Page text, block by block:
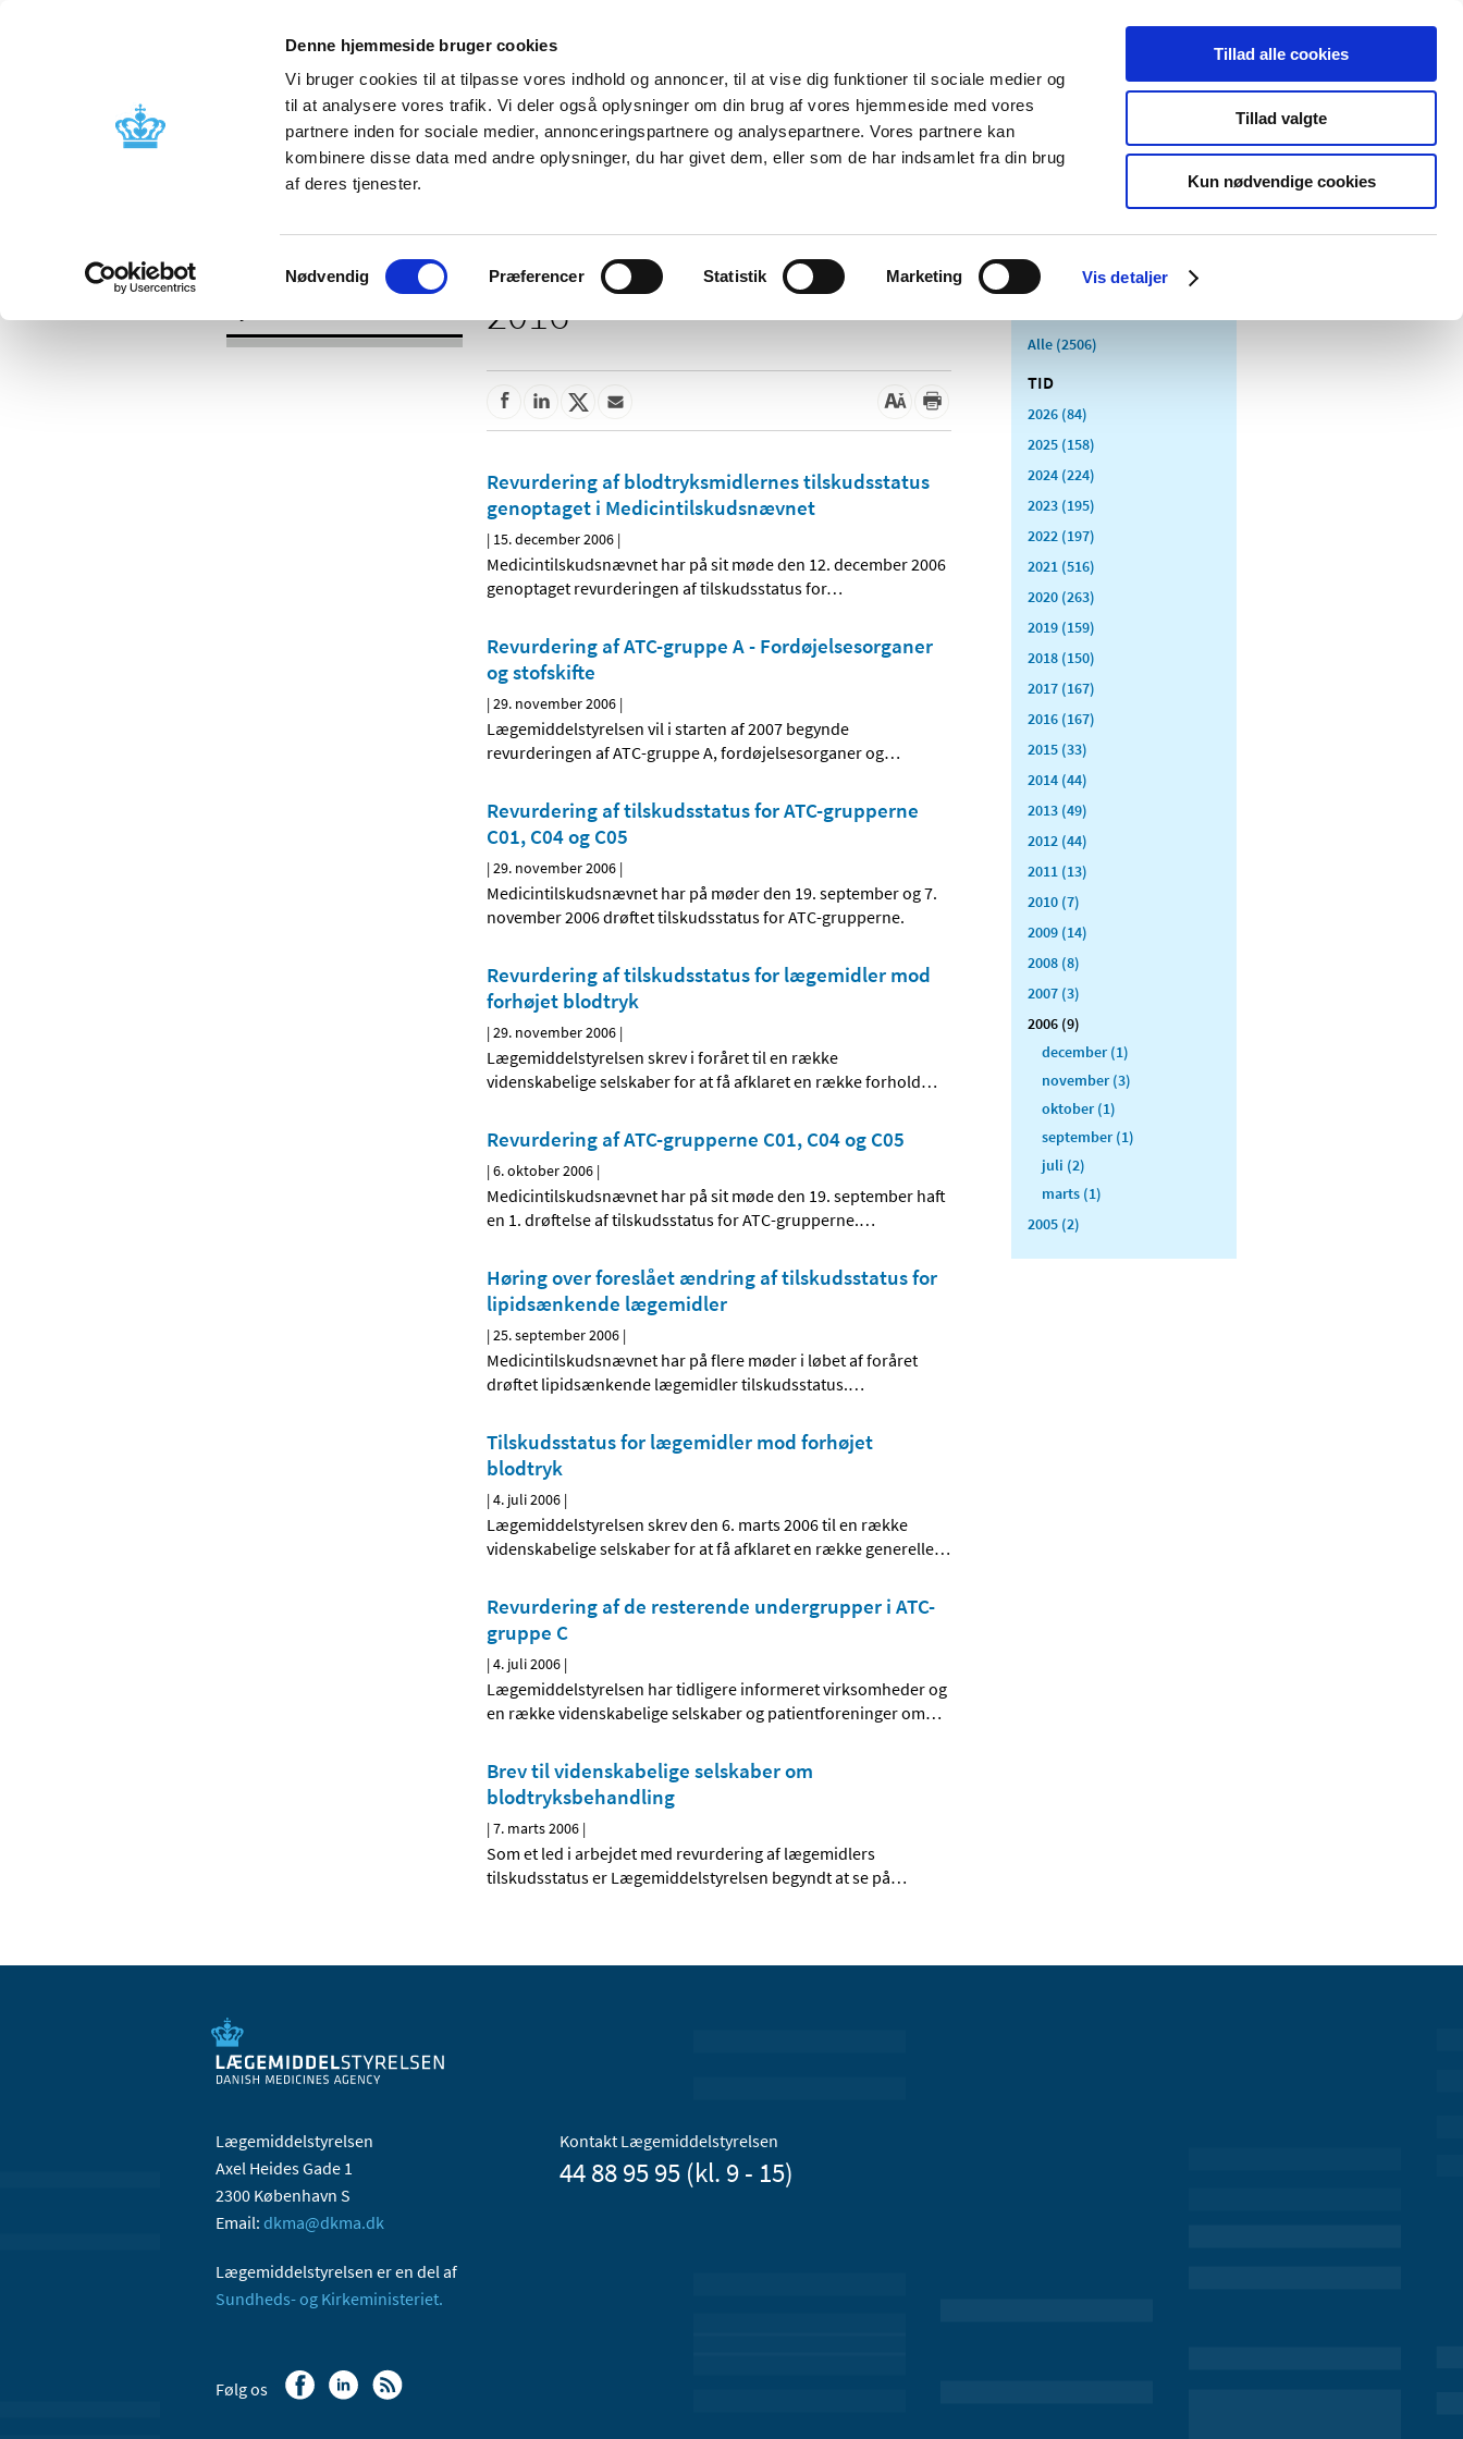
Denne hjemmeside bruger cookies
Vi bruger cookies til at tilpasse vores indhold og annoncer, til at vise dig funktioner til sociale medier og
til at analysere vores trafik. Vi deler også oplysninger om din brug af vores hjemmeside med vores
partnere inden for sociale medier, annonceringspartnere og analysepartnere. Vores partnere kan
kombinere disse data med andre oplysninger, du har givet dem, eller som de har indsamlet fra din brug
af deres tjenester.
Samtykkevalg
Nødvendig Præferencer Statistik Marketing Vis detaljer
Tillad alle cookies
Tillad valgte
Kun nødvendige cookies
Nyheder Om os Kontakt Udgivelser
Godkendelse og
Bivirkninger og
produktinformation
Tilskud og
Apoteker og salg af
Medicinsk
Særlige
produktområder
2016
Revurdering af blodtryksmidlernes tilskudsstatus
genoptaget i Medicintilskudsnævnet
| 15. december 2006 |
Medicintilskudsnævnet har på sit møde den 12. december 2006
genoptaget revurderingen af tilskudsstatus for…
Revurdering af ATC-gruppe A - Fordøjelsesorganer
og stofskifte
|29. november 2006 |
Lægemiddelstyrelsen vil i starten af 2007 begynde
revurderingen af ATC-gruppe A, fordøjelsesorganer og…
Revurdering af tilskudsstatus for ATC-grupperne
C01, C04 og C05
|29. november 2006 |
Medicintilskudsnævnet har på møder den 19. september og 7.
november 2006 drøftet tilskudsstatus for ATC-grupperne.
Revurdering af tilskudsstatus for lægemidler mod
forhøjet blodtryk
|29. november 2006 |
Lægemiddelstyrelsen skrev i foråret til en række
videnskabelige selskaber for at få afklaret en række forhold…
Revurdering af ATC-grupperne C01, C04 og C05
|6. oktober 2006 |
Medicintilskudsnævnet har på sit møde den 19. september haft
en 1. drøftelse af tilskudsstatus for ATC-grupperne.…
Høring over foreslået ændring af tilskudsstatus for
lipidsænkende lægemidler
|25. september 2006 |
Medicintilskudsnævnet har på flere møder i løbet af foråret
drøftet lipidsænkende lægemidler tilskudsstatus.…
Tilskudsstatus for lægemidler mod forhøjet
blodtryk
|4. juli 2006 |
Lægemiddelstyrelsen skrev den 6. marts 2006 til en række
videnskabelige selskaber for at få afklaret en række generelle…
Revurdering af de resterende undergrupper i ATC-
gruppe C
|4. juli 2006 |
Lægemiddelstyrelsen har tidligere informeret virksomheder og
en række videnskabelige selskaber og patientforeninger om…
Brev til videnskabelige selskaber om
blodtryksbehandling
|7. marts 2006 |
Som et led i arbejdet med revurdering af lægemidlers
tilskudsstatus er Lægemiddelstyrelsen begyndt at se på…
Alle (2506)
TID
2026 (84)
2025 (158)
2024 (224)
2023 (195)
2022 (197)
2021 (516)
2020 (263)
2019 (159)
2018 (150)
2017 (167)
2016 (167)
2015 (33)
2014 (44)
2013 (49)
2012 (44)
2011 (13)
2010 (7)
2009 (14)
2008 (8)
2007 (3)
2006 (9)
december (1)
november (3)
oktober (1)
september (1)
juli (2)
marts (1)
2005 (2)
Lægemiddelstyrelsen
Axel Heides Gade 1
2300 København S
Email: dkma@dkma.dk
Lægemiddelstyrelsen er en del af
Sundheds- og Kirkeministeriet.
Kontakt Lægemiddelstyrelsen
44 88 95 95 (kl. 9 - 15)
Følg os